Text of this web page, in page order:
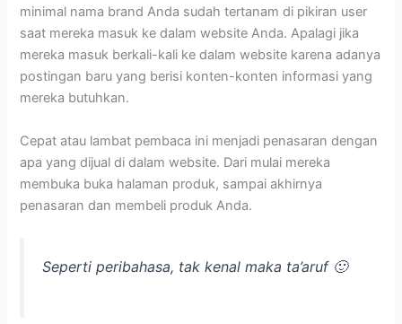
minimal nama brand Anda sudah tertanam di pikiran user
saat mereka masuk ke dalam website Anda. Apalagi jika
mereka masuk berkali-kali ke dalam website karena adanya
postingan baru yang berisi konten-konten informasi yang
mereka butuhkan.
Cepat atau lambat pembaca ini menjadi penasaran dengan
apa yang dijual di dalam website. Dari mulai mereka
membuka buka halaman produk, sampai akhirnya
penasaran dan membeli produk Anda.
Seperti peribahasa, tak kenal maka ta’aruf 🙂